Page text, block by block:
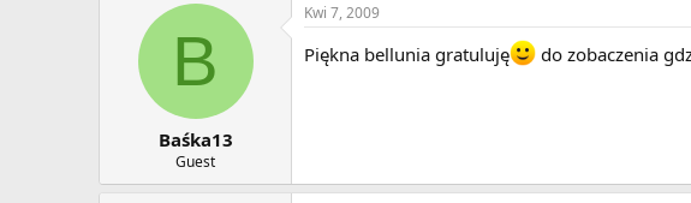
B
Baśka13
Guest
Kwi 7, 2009
Piękna bellunia gratuluję do zobaczenia